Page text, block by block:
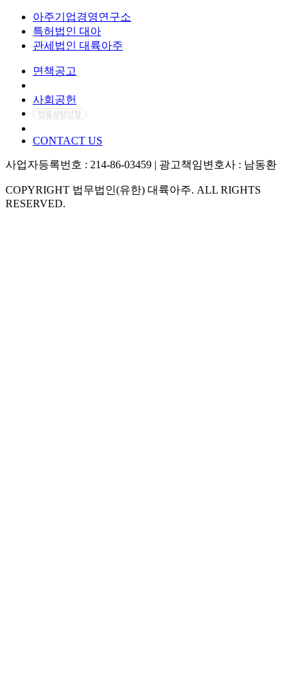
아주기업경영연구소
특허법인 대아
관세법인 대륙아주
면책공고
사회공헌
CONTACT US
사업자등록번호 : 214-86-03459 | 광고책임변호사 : 남동환
COPYRIGHT 법무법인(유한) 대륙아주. ALL RIGHTS
RESERVED.